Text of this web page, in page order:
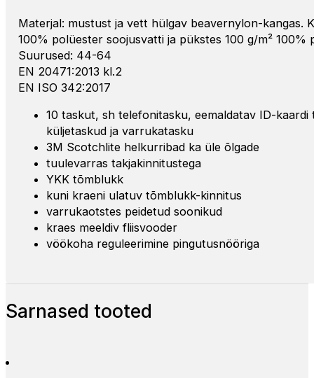
Materjal: mustust ja vett hülgav beavernylon-kangas.
100% polüester soojusvatti ja pükstes 100 g/m² 100%
Suurused: 44-64
EN 20471:2013 kl.2
EN ISO 342:2017
10 taskut, sh telefonitasku, eemaldatav ID-
küljetaskud ja varrukatasku
3M Scotchlite helkurribad ka üle õlgade
tuulevarras takjakinnitustega
YKK tõmblukk
kuni kraeni ulatuv tõmblukk-kinnitus
varrukaotstes peidetud soonikud
kraes meeldiv fliisvooder
vöökoha reguleerimine pingutusnööriga
Sarnased tooted